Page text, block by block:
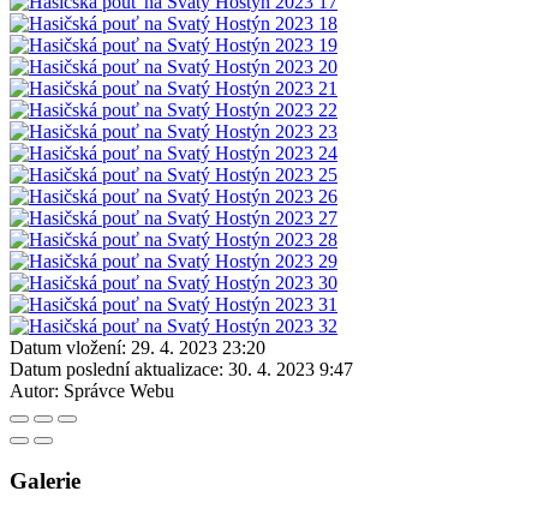
Datum vložení: 29. 4. 2023 23:20
Datum poslední aktualizace: 30. 4. 2023 9:47
Autor: Správce Webu
Galerie